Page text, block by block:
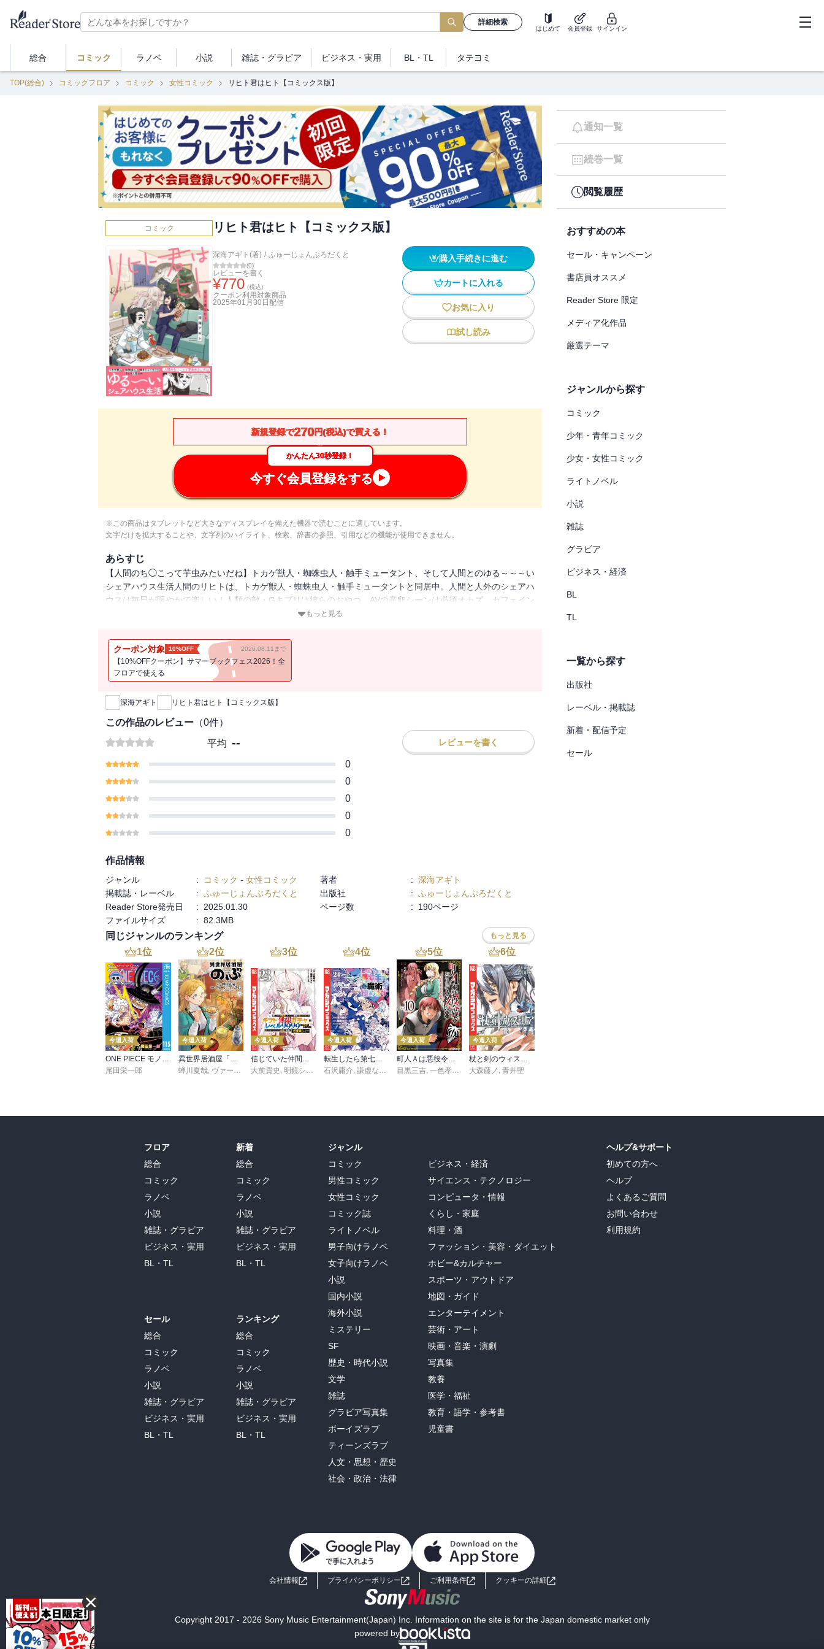
詳細検索
はじめて 会員登録 サインイン
総合 コミック ラノベ 小説 雑誌・ グラビア ビジネス ・実用 BL・TL タテヨミ
TOP(総合) コミックフロア コミック 女性コミック リヒト君はヒト【コミックス版】
コミック リヒト君はヒト【コミックス版】
深海アギト(著) / ふゅーじょんぷろだくと
(0)
レビューを書く
¥770 (税込)
クーポン利用対象商品
2025年01月30日 配信
購入手続きに進む
カートに入れる
お気に入り
試し読み
新規登録で270円(税込)で買える！
かんたん30秒登録！
今すぐ会員登録をする
※この商品はタブレットなど大きなディスプレイを備えた機器で読むことに適しています。
文字だけを拡大することや、文字列のハイライト、検索、辞書の参照、引用などの機能が使用できません。
あらすじ
【人間のち◯こって芋虫みたいだね】トカゲ獣人・蜘蛛虫人・触手ミュータント、そして人間とのゆる～～～い
シェアハウス生活人間のリヒトは、トカゲ獣人・蜘蛛虫人・触手ミュータントと同居中。人間と人外のシェアハ
ウスは毎日が賑やかで楽しい！人類の敵・Gキブリは彼らのおやつ、AVの産卵シーンは必須オカズ、カフェイン
NG、ヒトが大好きなヒトナーの存在etc.。かけ離れた生態系同士が一緒に暮らすとトラブルもたくさんあるけ
ものに、加筆修正・描き下ろしを加えたコミックス版です。重複購入にお気をつけ下さい。
もっと見る
クーポン対象 10%OFF 2026.08.11まで
【10%OFFクーポン】サマーブックフェス2026！全
フロアで使える
新刊通知
深海アギト リヒト君はヒト【コミックス版】
この作品のレビュー （0件）
平均 -- レビューを書く
0
0
0
0
0
作品情報
ジャンル : コミック - 女性コミック 著者 : 深海アギト
掲載誌・レーベル
: ふゅーじょんぷろだくと 出版社 : ふゅーじょんぷろだくと
Reader Store発売日
: 2025.01.30 ページ数 :
190ページ
ファイルサイズ
: 82.3MB
同じジャンルのランキング もっと見る
1位
今週入荷
ONE PIECE モノクロ版 115
尾田栄一郎
2位
今週入荷
異世界居酒屋「のぶ」(22)
蝉川夏哉, ヴァージニア二等兵 ,転
3位
今週入荷
信じていた仲間達にダンジョン奥地で殺されかけたがギフト『無限ガチャ』でレベル９９９９の仲間達を手に入れて元パーティーメンバーと世界に復讐＆『ざまぁ！』します！（２３）
大前貴史 ,明鏡シスイ ,ｔｅｆ
4位
今週入荷
転生したら第七王子だったので、気ままに魔術を極めます（２４）
石沢庸介, 謙虚なサークル ,メル。
5位
今週入荷
町人Ａは悪役令嬢をどうしても救いたい ～どぶと空と氷の姫君～１０【電子書店共通特典イラスト付】
目黒三吉, 一色孝太郎 ,Parum
6位
今週入荷
杖と剣のウィストリア（１６）
大森藤ノ ,青井聖
通知一覧
続巻一覧
閲覧履歴
おすすめの本
セール・キャンペーン
書店員オススメ
Reader Store 限定
メディア化作品
厳選テーマ
ジャンルから探す
コミック
少年・青年コミック
少女・女性コミック
ライトノベル
小説
雑誌
グラビア
ビジネス・経済
BL
TL
一覧から探す
出版社
レーベル・掲載誌
新着・配信予定
セール
フロア
総合
コミック
ラノベ
小説
雑誌・グラビア
ビジネス・実用
BL・TL
セール
総合
コミック
ラノベ
小説
雑誌・グラビア
ビジネス・実用
BL・TL
新着
総合
コミック
ラノベ
小説
雑誌・グラビア
ビジネス・実用
BL・TL
ランキング
総合
コミック
ラノベ
小説
雑誌・グラビア
ビジネス・実用
BL・TL
ジャンル
コミック
男性コミック
女性コミック
コミック誌
ライトノベル
男子向けラノベ
女子向けラノベ
小説
国内小説
海外小説
ミステリー
SF
歴史・時代小説
文学
雑誌
グラビア写真集
ボーイズラブ
ティーンズラブ
人文・思想・歴史
社会・政治・法律
ビジネス・経済
サイエンス・テクノロジー
コンピュータ・情報
くらし・家庭
料理・酒
ファッション・美容・ダイエット
ホビー&カルチャー
スポーツ・アウトドア
地図・ガイド
エンターテイメント
芸術・アート
映画・音楽・演劇
写真集
教養
医学・福祉
教育・語学・参考書
児童書
ヘルプ&サポート
初めての方へ
ヘルプ
よくあるご質問
お問い合わせ
利用規約
会社情報 プライバシーポリシー ご利用条件 クッキーの詳細
Copyright 2017 - 2026 Sony Music Entertainment(Japan) Inc. Information on the site is for the Japan domestic market only
powered by